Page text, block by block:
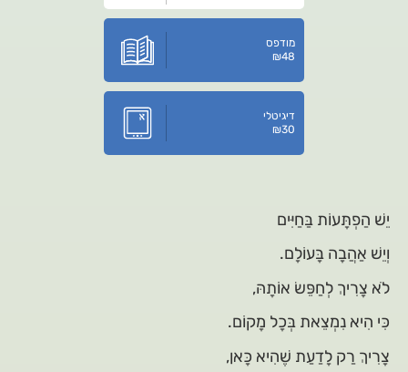
מודפס
₪48
דיגיטלי
₪30
יֵשׁ הַפְתָּעוֹת בַּחַיִּים
וְיֵשׁ אַהֲבָה בָּעוֹלָם.
לֹא צָרִיךְ לְחַפֵּשׂ אוֹתָהּ,
כִּי הִיא נִמְצֵאת בְּכָל מָקוֹם.
צָרִיךְ רַק לָדַעַת שֶׁהִיא כָּאן,